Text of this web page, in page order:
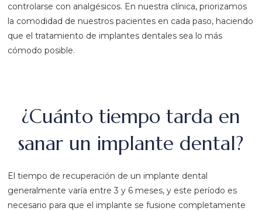
controlarse con analgésicos. En nuestra clínica, priorizamos
la comodidad de nuestros pacientes en cada paso, haciendo
que el tratamiento de implantes dentales sea lo más
cómodo posible.
¿Cuánto tiempo tarda en
sanar un implante dental?
El tiempo de recuperación de un implante dental
generalmente varía entre 3 y 6 meses, y este período es
necesario para que el implante se fusione completamente